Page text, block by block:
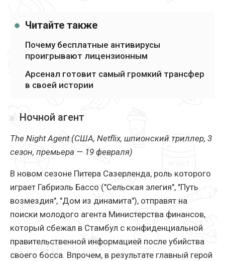
Читайте также
Почему бесплатные антивирусы
проигрывают лицензионным
Арсенал готовит самый громкий трансфер
в своей истории
Ночной агент
The Night Agent (США, Netflix, шпионский триллер, 3
сезон, премьера — 19 февраля)
В новом сезоне Питера Сазерленда, роль которого
играет Габриэль Бассо ("Сельская элегия", "Путь
возмездия", "Дом из динамита"), отправят на
поиски молодого агента Министерства финансов,
который сбежал в Стамбул с конфиденциальной
правительственной информацией после убийства
своего босса. Впрочем, в результате главный герой